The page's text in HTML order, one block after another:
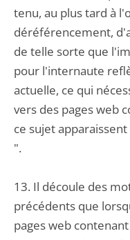
tenu, au plus tard à
déréférencement,
de telle sorte que
pour l'internaute
actuelle, ce qui
vers des pages web
ce sujet
".
13. Il découle des
précédents que
pages web